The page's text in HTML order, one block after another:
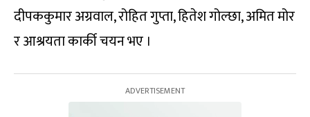
दीपककुमार अग्रवाल, रोहित गुप्ता, हितेश गोल्छा, अमित मोर
र आश्रयता कार्की चयन भए ।